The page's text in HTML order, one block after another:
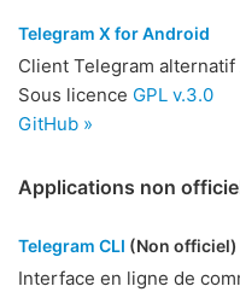
Telegram X for Android
Client Telegram
Sous licence GPL v.3.0
GitHub »
Applications non
Telegram CLI (Non officiel)
Interface en ligne de